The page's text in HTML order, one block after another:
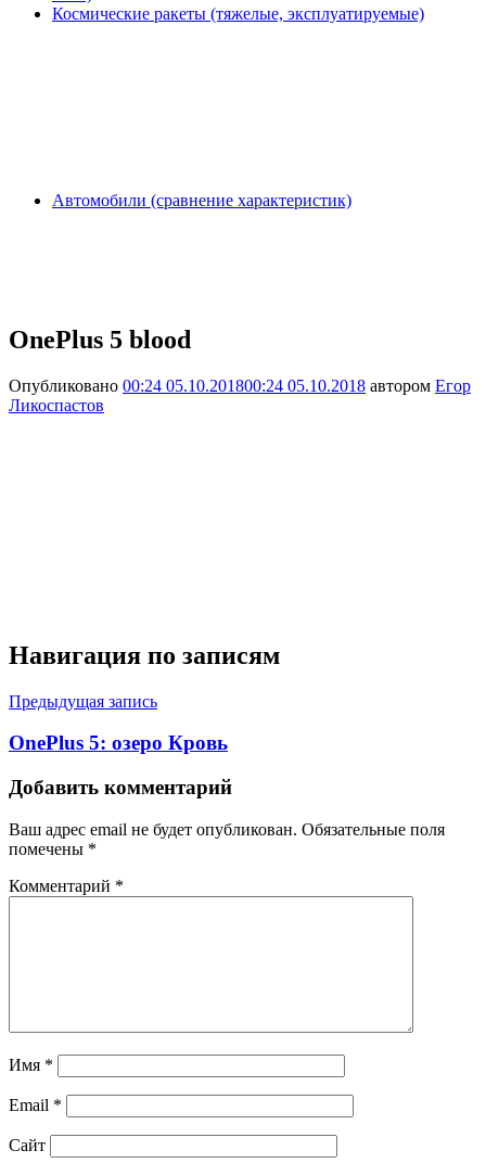
Космические ракеты (тяжелые, эксплуатируемые)
Автомобили (сравнение характеристик)
OnePlus 5 blood
Опубликовано 00:24 05.10.201800:24 05.10.2018 автором Егор
Ликоспастов
Навигация по записям
Предыдущая запись
OnePlus 5: озеро Кровь
Добавить комментарий
Ваш адрес email не будет опубликован. Обязательные поля
помечены *
Комментарий *
Имя *
Email *
Сайт